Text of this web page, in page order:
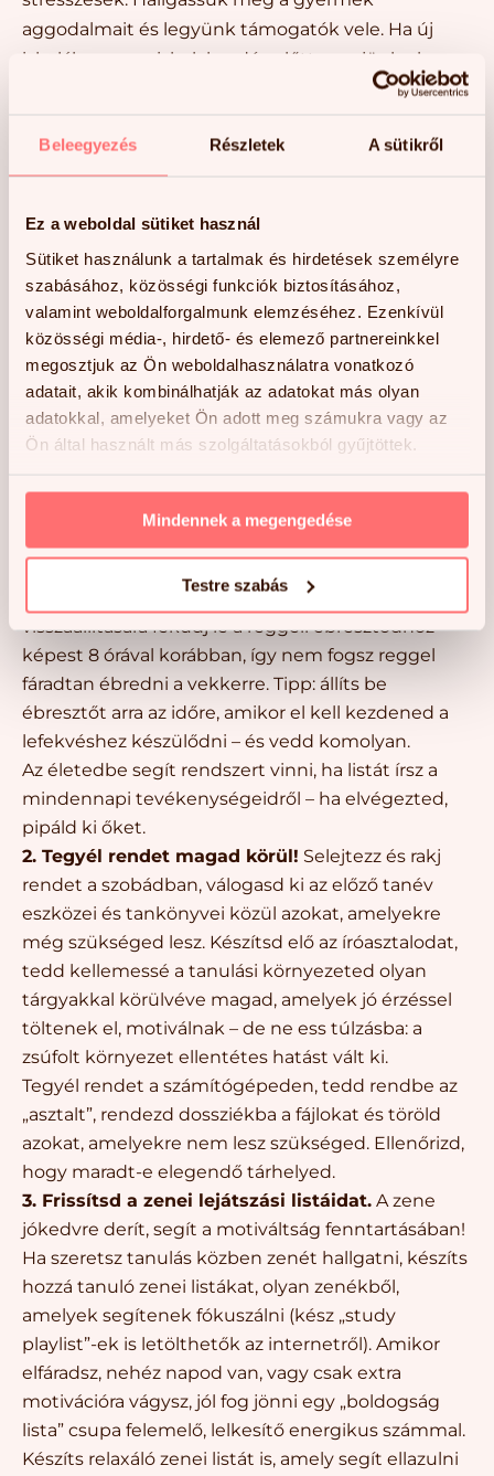
Beleegyezés Részletek A sütikről
Ez a weboldal sütiket használ
Sütiket használunk a tartalmak és hirdetések személyre
szabásához, közösségi funkciók biztosításához,
valamint weboldalforgalmunk elemzéséhez. Ezenkívül
közösségi média-, hirdető- és elemező partnereinkkel
megosztjuk az Ön weboldalhasználatra vonatkozó
adatait, akik kombinálhatják az adatokat más olyan
adatokkal, amelyeket Ön adott meg számukra vagy az
Ön által használt más szolgáltatásokból gyűjtöttek.
Mindennek a megengedése
Testre szabás
aggodalmait és legyünk támogatók vele. Ha új
iskolába megy, iskolakezdés előtt menjünk el
extra támaszra van szüksége keressünk az
iskolában egy támogatót – tanárt, tanársegédet
szünetben.
Mit tehetünk annak érdekében, hogy az új tanév
zökkenőmentesen induljon és a lendület az egész
tanévben kitartson? Dr.Bohács Krisztina kognitív
pszichológus, kognitív készségfejlesztéssel
foglalkozó intelligenciakutató praktikus tippjei
iskolakezdésben.
éjszakai görgetésének ideje lejárt. A bioritmus
visszaállítására feküdj le a reggeli ébresztődhöz
képest 8 órával korábban, így nem fogsz reggel
fáradtan ébredni a vekkerre. Tipp: állíts be
ébresztőt arra az időre, amikor el kell kezdened a
lefekvéshez készülődni – és vedd komolyan.
Az életedbe segít rendszert vinni, ha listát írsz a
mindennapi tevékenységeidről – ha elvégezted,
pipáld ki őket.
2. Tegyél rendet magad körül! Selejtezz és rakj
rendet a szobádban, válogasd ki az előző tanév
eszközei és tankönyvei közül azokat, amelyekre
még szükséged lesz. Készítsd elő az íróasztalodat,
tedd kellemessé a tanulási környezeted olyan
tárgyakkal körülvéve magad, amelyek jó érzéssel
töltenek el, motiválnak – de ne ess túlzásba: a
zsúfolt környezet ellentétes hatást vált ki.
Tegyél rendet a számítógépeden, tedd rendbe az
„asztalt”, rendezd dossziékba a fájlokat és töröld
azokat, amelyekre nem lesz szükséged. Ellenőrizd,
hogy maradt-e elegendő tárhelyed.
3. Frissítsd a zenei lejátszási listáidat. A zene
jókedvre derít, segít a motiváltság fenntartásában!
Ha szeretsz tanulás közben zenét hallgatni, készíts
hozzá tanuló zenei listákat, olyan zenékből,
amelyek segítenek fókuszálni (kész „study
playlist”-ek is letölthetők az internetről). Amikor
elfáradsz, nehéz napod van, vagy csak extra
motivációra vágysz, jól fog jönni egy „boldogság
lista” csupa felemelő, lelkesítő energikus számmal.
Készíts relaxáló zenei listát is, amely segít ellazulni